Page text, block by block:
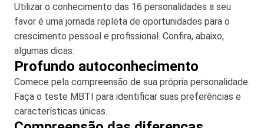
Utilizar o conhecimento das 16 personalidades a seu
favor é uma jornada repleta de oportunidades para o
crescimento pessoal e profissional. Confira, abaixo,
algumas dicas:
Profundo autoconhecimento
Comece pela compreensão de sua própria personalidade.
Faça o teste MBTI para identificar suas preferências e
características únicas.